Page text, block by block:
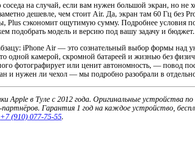
на случай, если вам нужен большой экран, но не
дешевле, чем стоит Air. Да, экран там 60 Гц без
Plus сэкономит ощутимую сумму. Подробнее условия
подобрать модель и версию под вашу задачу и бюджет.
iPhone Air — это сознательный выбор формы
одной камерой, скромной батареей и жизнью без
фотографирует или ценит автономность, — повод
и нужен ли чехол — мы подробно разобрали в
Apple в Туле с 2012 года. Оригинальные устройства
партнёров. Гарантия 1 год на каждое устройство,
+7 (910) 077-75-55.